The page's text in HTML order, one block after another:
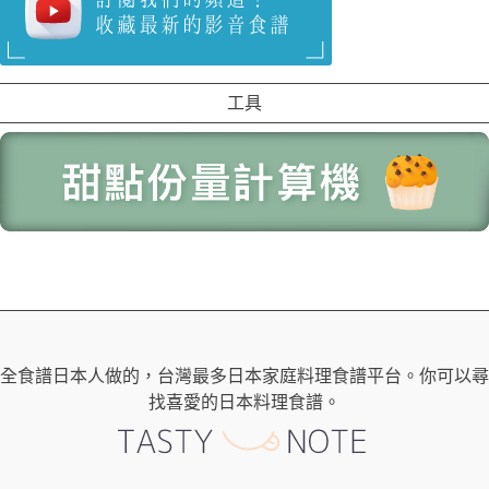
工具
全食譜日本人做的，台灣最多日本家庭料理食譜平台。你可以尋
找喜愛的日本料理食譜。